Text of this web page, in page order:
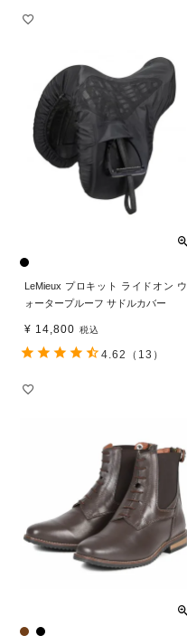
LeMieux プロキット ライドオン ウ
ォータープルーフ サドルカバー
¥ 14,800 税込
4.62 （13）